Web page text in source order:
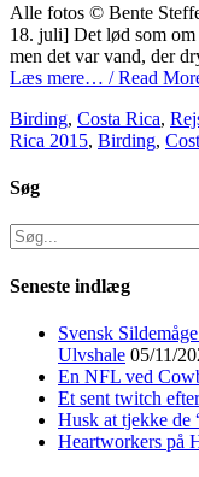
Alle fotos © Bente
18. juli] Det lød som om
men det var vand, der
Læs mere… / Read
Categories
Birding, Costa Rica,
Rica 2015, Birding,
Søg
Search
for:
Seneste indlæg
Svensk
Ulvshale 05/11/
En NFL ved
Et sent twitch
Husk at tjekke de
Heartworkers på